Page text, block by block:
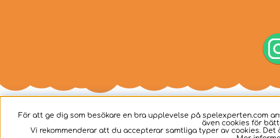
För att ge dig som besökare en bra upplevelse på spelexperten.com
även cookies för
Vi rekommenderar att du accepterar samtliga typer av cookies.